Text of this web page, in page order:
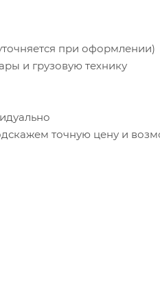
при оформлении)
и грузовую технику
точную цену и